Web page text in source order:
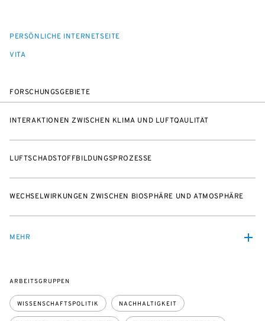
PERSÖNLICHE INTERNETSEITE
VITA
FORSCHUNGSGEBIETE
INTERAKTIONEN ZWISCHEN KLIMA UND LUFTQAULITÄT
LUFTSCHADSTOFFBILDUNGSPROZESSE
WECHSELWIRKUNGEN ZWISCHEN BIOSPHÄRE UND ATMOSPHÄRE
MEHR
ARBEITSGRUPPEN
WISSENSCHAFTSPOLITIK NACHHALTIGKEIT